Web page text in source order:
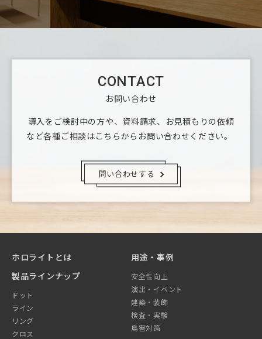
CONTACT
お問い合わせ
導入をご検討中の方や、資料請求、お見積もりの依頼
など各種ご相談はこちらからお問い合わせください。
問い合わせする
ホロライトとは
製品ラインナップ
ドット
ライン
リング
クロス
用途・事例
安全性向上
演出・イベント
建築・装飾
検査・実験
鳥害対策